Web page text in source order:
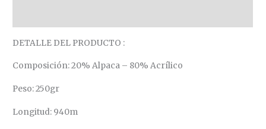
DETALLE DEL PRODUCTO :
Composición: 20% Alpaca – 80% Acrílico
Peso: 250gr
Longitud: 940m